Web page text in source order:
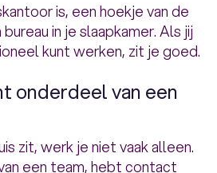
is, een hoekje van de
in je slaapkamer. Als jij
kunt werken, zit je goed.
onderdeel van een
zit, werk je niet vaak alleen.
een team, hebt contact